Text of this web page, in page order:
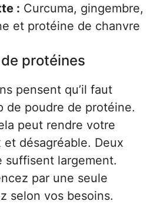
: Curcuma, gingembre,
et protéine de chanvre
protéines
pensent qu’il faut
de poudre de protéine.
peut rendre votre
désagréable. Deux
suffisent largement.
par une seule
selon vos besoins.